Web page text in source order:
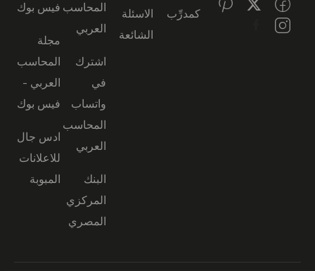
كمدرِّب
الاسئلة
الشائعة
المحاسب
العربي
اشترك
في
واتساب
المحاسب
العربي
البنك
المركزي
المصري
فيس بوك
مجلة
المحاسب
العربي -
فيس بوك
ادس جال
للاعلانات
المبوبة